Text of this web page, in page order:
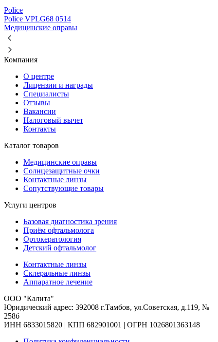
Police
Police VPLG68 0514
Медицинские оправы
Компания
О центре
Лицензии и награды
Специалисты
Отзывы
Вакансии
Налоговый вычет
Контакты
Каталог товаров
Медицинские оправы
Солнцезащитные очки
Контактные линзы
Сопутствующие товары
Услуги центров
Базовая диагностика зрения
Приём офтальмолога
Ортокератология
Детский офтальмолог
Контактные линзы
Склеральные линзы
Аппаратное лечение
ООО "Калита"
Юридический адрес: 392008 г.Тамбов, ул.Советская, д.119, №
258б
ИНН 6833015820 | КПП 682901001 | ОГРН 1026801363148